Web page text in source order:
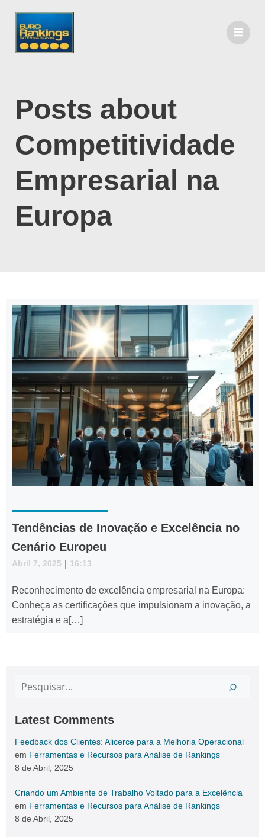
Posts about
Competitividade
Empresarial na
Europa
Tendências de Inovação e Excelência no
Cenário Europeu
Abril 7, 2025 16:13
Reconhecimento de excelência empresarial na Europa:
Conheça as certificações que impulsionam a inovação, a
estratégia e a[…]
Latest Comments
Feedback dos Clientes: Alicerce para a Melhoria Operacional
em Ferramentas e Recursos para Análise de Rankings
8 de Abril, 2025
Criando um Ambiente de Trabalho Voltado para a Excelência
em Ferramentas e Recursos para Análise de Rankings
8 de Abril, 2025